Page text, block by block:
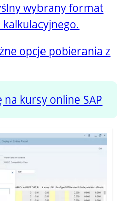
wybrany format
opcje pobierania z
kursy online SAP